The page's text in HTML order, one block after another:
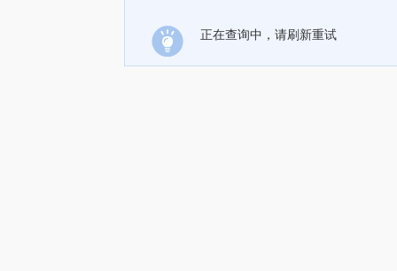
正在查询中，请刷新重试